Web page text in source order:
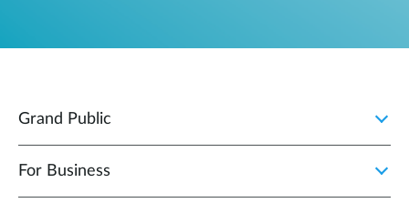
Grand Public
For Business